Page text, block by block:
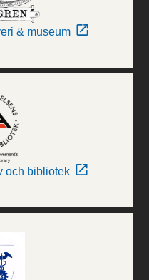
& museum
och bibliotek